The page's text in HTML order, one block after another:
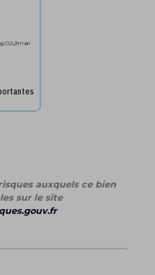
CO₂/m².an
auxquels ce bien
sur le site